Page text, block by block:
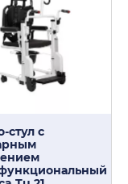
стул с